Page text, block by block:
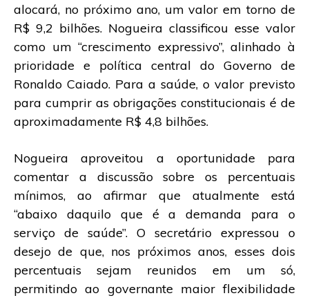
alocará, no próximo ano, um valor em torno de
R$ 9,2 bilhões. Nogueira classificou esse valor
como um “crescimento expressivo”, alinhado à
prioridade e política central do Governo de
Ronaldo Caiado. Para a saúde, o valor previsto
para cumprir as obrigações constitucionais é de
aproximadamente R$ 4,8 bilhões.
Nogueira aproveitou a oportunidade para
comentar a discussão sobre os percentuais
mínimos, ao afirmar que atualmente está
“abaixo daquilo que é a demanda para o
serviço de saúde”. O secretário expressou o
desejo de que, nos próximos anos, esses dois
percentuais sejam reunidos em um só,
permitindo ao governante maior flexibilidade